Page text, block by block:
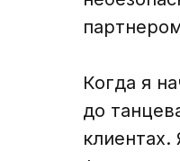
Когда я
до